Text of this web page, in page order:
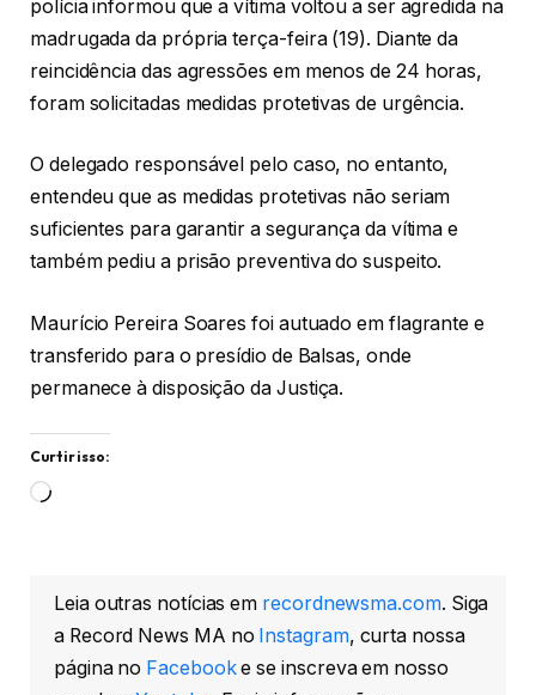
polícia informou que a vítima voltou a ser agredida na
madrugada da própria terça-feira (19). Diante da
reincidência das agressões em menos de 24 horas,
foram solicitadas medidas protetivas de urgência.
O delegado responsável pelo caso, no entanto,
entendeu que as medidas protetivas não seriam
suficientes para garantir a segurança da vítima e
também pediu a prisão preventiva do suspeito.
Maurício Pereira Soares foi autuado em flagrante e
transferido para o presídio de Balsas, onde
permanece à disposição da Justiça.
Curtir isso:
Carregando...
Leia outras notícias em recordnewsma.com. Siga
a Record News MA no Instagram, curta nossa
página no Facebooke se inscreva em nosso